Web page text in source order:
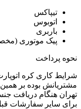
تیپاکس
اتوبوس
باربری
پیک موتوری
نحوه پرداخت
شرایط کاری کره
مشتریانش بوده بر
تهران هنگام دریافت
برای سایر سفارشات